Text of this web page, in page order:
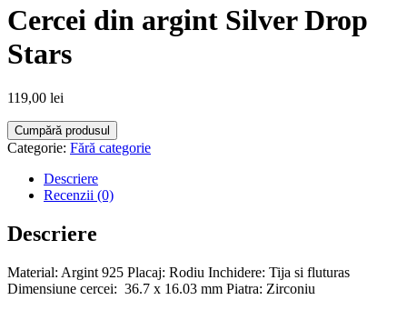
Cercei din argint Silver Drop
Stars
119,00 lei
Cumpără produsul
Categorie: Fără categorie
Descriere
Recenzii (0)
Descriere
Material: Argint 925 Placaj: Rodiu Inchidere: Tija si fluturas
Dimensiune cercei: 36.7 x 16.03 mm Piatra: Zirconiu